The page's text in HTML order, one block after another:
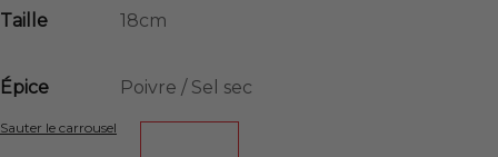
Taille
Épice
Sauter le carrousel